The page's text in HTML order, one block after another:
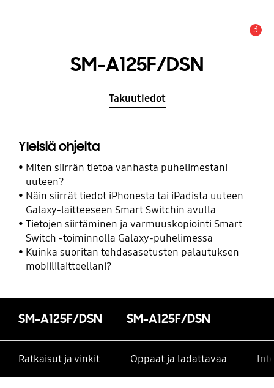
3
SM-A125F/DSN
Takuutiedot
Yleisiä ohjeita
Miten siirrän tietoa vanhasta puhelimestani
uuteen?
Näin siirrät tiedot iPhonesta tai iPadista uuteen
Galaxy-laitteeseen Smart Switchin avulla
Tietojen siirtäminen ja varmuuskopiointi Smart
Switch -toiminnolla Galaxy-puhelimessa
Kuinka suoritan tehdasasetusten palautuksen
mobiililaitteellani?
SM-A125F/DSN SM-A125F/DSN
Ratkaisut ja vinkit Oppaat ja ladattavaa